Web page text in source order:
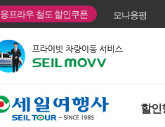
융프라우 철도 할인쿠폰 모나용평
할인